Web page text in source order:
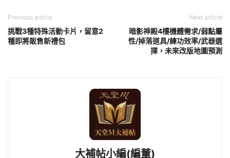
Previous article
挑戰3種特殊活動卡片，留意2
種即將販售新禮包
Next article
暗影神殿4樓機體需求/弱點屬
性/掉落道具/練功效率/武器選
擇，未來改版地圖預測
大補帖小編(編董)